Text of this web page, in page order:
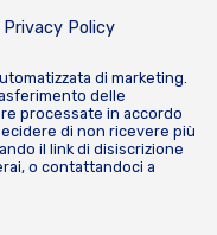
Privacy Policy
di marketing.
delle
processate in accordo
di non ricevere più
il link di disiscrizione
o contattandoci a